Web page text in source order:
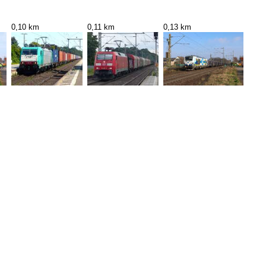
0,10 km 0,11 km 0,13 km